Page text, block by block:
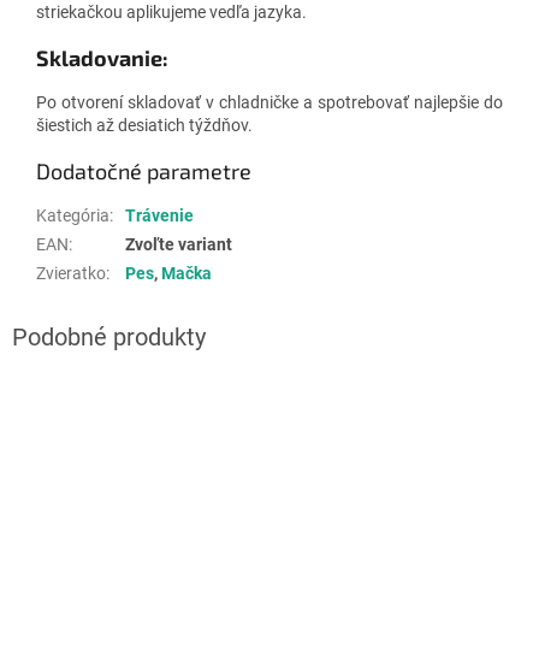
striekačkou aplikujeme vedľa jazyka.
Skladovanie:
Po otvorení skladovať v chladničke a spotrebovať najlepšie do
šiestich až desiatich týždňov.
Dodatočné parametre
Kategória:
Trávenie
EAN:
Zvoľte variant
Zvieratko: Pes,Mačka